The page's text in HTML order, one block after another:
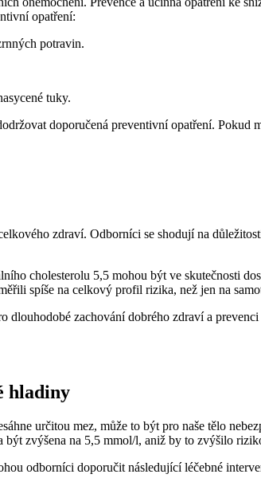
opatření:
potravin.
tuky.
doporučená preventivní opatření.
zdraví. Odborníci se shodují na
cholesterolu 5,5 mohou být ve skutečnosti
spíše na celkový profil rizika, než jen na
zachování dobrého zdraví a
hladiny
určitou mez, může to být pro naše tělo
zvýšena na 5,5 mmol/l, aniž by to zvýšilo
odborníci doporučit následující léčebné